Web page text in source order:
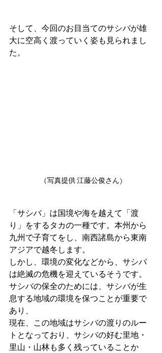
そして、今回のお目当てのサシバが雄
大に空高く渡っていく姿も見られまし
た。
（写真提供:江藤公俊さん)
「サシバ」は国境や海を越えて「渡
り」をするタカの一種です。本州から
九州で子育てをし、南西諸島から東南
アジアで越冬します。
しかし、環境の変化などから、サシバ
は絶滅の危機を迎えているそうです。
サシバの保全のためには、サシバが生
息する地域の環境を保つことが重要で
あり、
現在、この地域はサシバの渡りのルー
トとなっており、サシバの好む里地・
里山・山林も多く残っていることか